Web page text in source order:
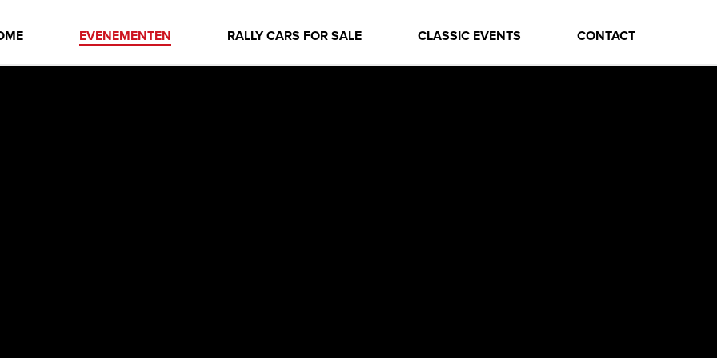
EVENEMENTEN RALLY CARS FOR SALE CLASSIC EVENTS CONTACT